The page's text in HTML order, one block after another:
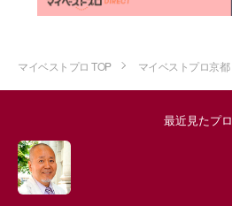
マイベストプロ TOP マイベストプロ京都
最近見たプロ